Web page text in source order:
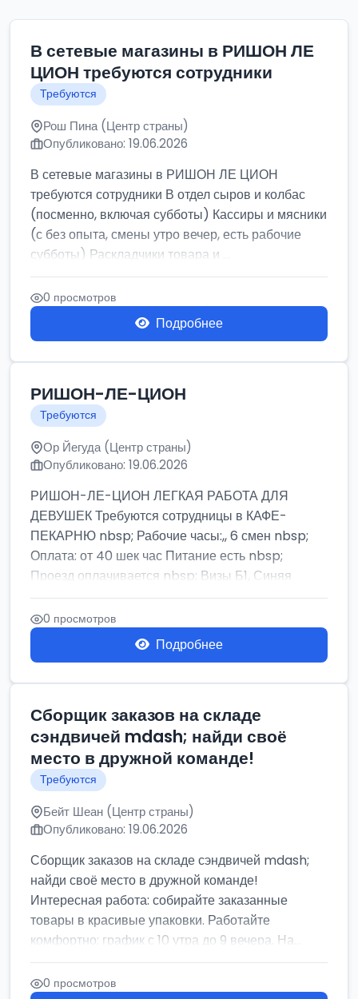
В сетевые магазины в РИШОН ЛЕ
ЦИОН требуются сотрудники
Требуются
Рош Пина (Центр страны)
Опубликовано: 19.06.2026
В сетевые магазины в РИШОН ЛЕ ЦИОН
требуются сотрудники В отдел сыров и колбас
(посменно, включая субботы) Кассиры и мясники
(с без опыта, смены утро вечер, есть рабочие
субботы) Раскладчики товара и ...
0 просмотров
Подробнее
РИШОН-ЛЕ-ЦИОН
Требуются
Ор Йегуда (Центр страны)
Опубликовано: 19.06.2026
РИШОН-ЛЕ-ЦИОН ЛЕГКАЯ РАБОТА ДЛЯ
ДЕВУШЕК Требуются сотрудницы в КАФЕ-
ПЕКАРНЮ nbsp; Рабочие часы:,, 6 смен nbsp;
Оплата: от 40 шек час Питание есть nbsp;
Проезд оплачивается nbsp; Визы Б1, Синяя
бумага,...
0 просмотров
Подробнее
Сборщик заказов на складе
сэндвичей mdash; найди своё
место в дружной команде!
Требуются
Бейт Шеан (Центр страны)
Опубликовано: 19.06.2026
Сборщик заказов на складе сэндвичей mdash;
найди своё место в дружной команде!
Интересная работа: собирайте заказанные
товары в красивые упаковки. Работайте
комфортно: график с 10 утра до 9 вечера. На...
0 просмотров